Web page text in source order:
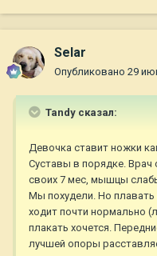
Selar
Опубликовано 29
Tandy сказал:
Девочка ставит ножки
Суставы в порядке. Врач
своих 7 мес, мышцы
Мы похудели. Но плавать
ходит почти нормально
плакать хочется.
лучшей опоры